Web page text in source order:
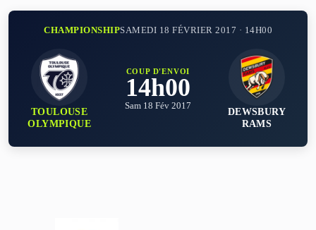
CHAMPIONSHIPSAMEDI 18 FÉVRIER 2017 · 14H00
TOULOUSE
OLYMPIQUE
COUP D'ENVOI
14h00
Sam 18 Fév 2017
DEWSBURY
RAMS